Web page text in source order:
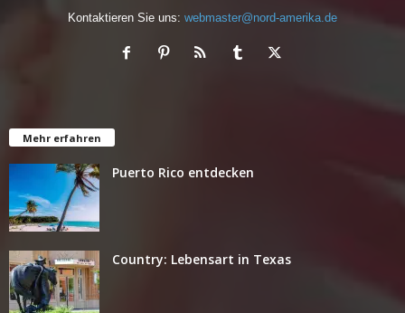
Kontaktieren Sie uns: webmaster@nord-amerika.de
Mehr erfahren
Puerto Rico entdecken
Country: Lebensart in Texas